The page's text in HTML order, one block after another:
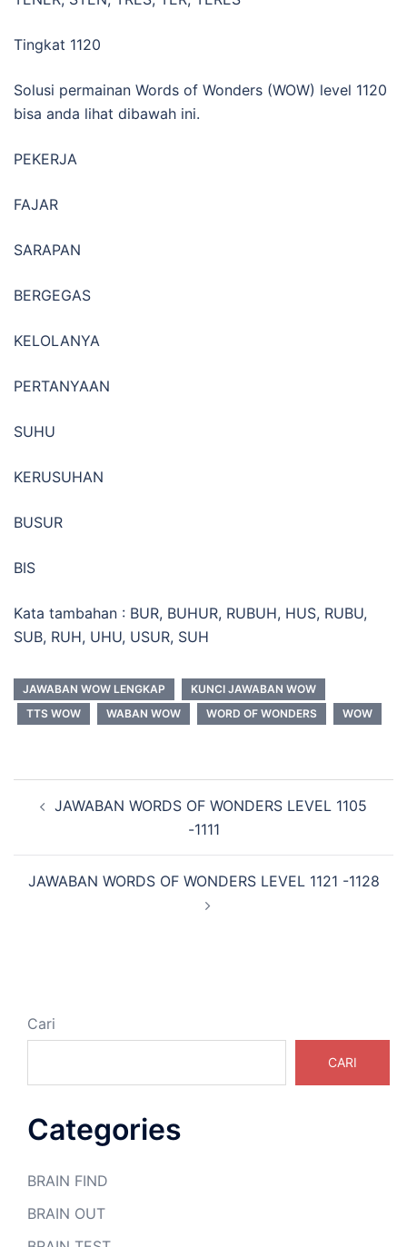
Tingkat 1120
Solusi permainan Words of Wonders (WOW) level 1120
bisa anda lihat dibawah ini.
PEKERJA
FAJAR
SARAPAN
BERGEGAS
KELOLANYA
PERTANYAAN
SUHU
KERUSUHAN
BUSUR
BIS
Kata tambahan : BUR, BUHUR, RUBUH, HUS, RUBU,
SUB, RUH, UHU, USUR, SUH
JAWABAN WOW LENGKAP
KUNCI JAWABAN WOW
TTS WOW
WABAN WOW WORD OF WONDERS WOW
Navigasi
JAWABAN WORDS OF WONDERS LEVEL 1105
-1111
JAWABAN WORDS OF WONDERS LEVEL 1121 -1128
Cari
CARI
Categories
BRAIN FIND
BRAIN OUT